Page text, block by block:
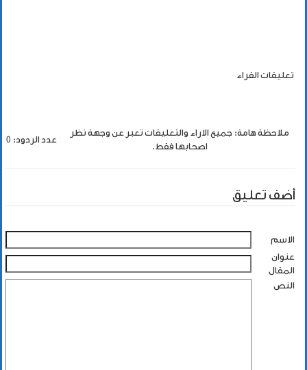
تعليقات القراء
ملاحظة هامة: جميع الاراء والتعليقات تعبر عن وجهة نظر
اصحابها فقط.
عدد الردود: 0
أضف تعليق
الاسم
عنوان
المقال
النص